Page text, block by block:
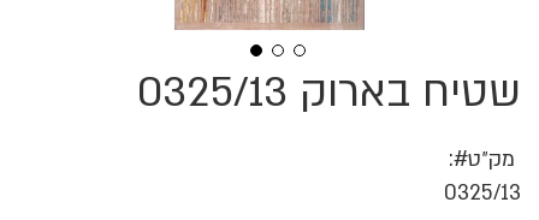
שטיח בארוק 0325/13
מק״ט
0325/13
לדלג
להתחלה
גלריית
תמונות